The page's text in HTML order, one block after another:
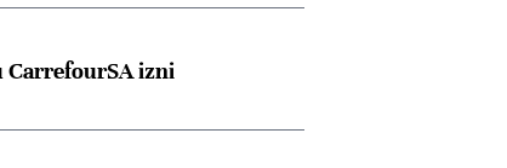
CarrefourSA izni